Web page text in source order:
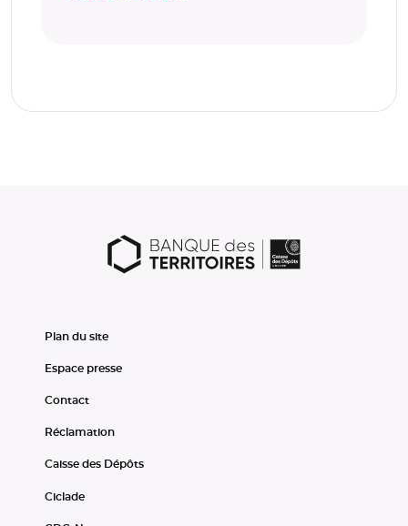
Plan du site
Espace presse
Contact
Réclamation
Caisse des Dépôts
Ciclade